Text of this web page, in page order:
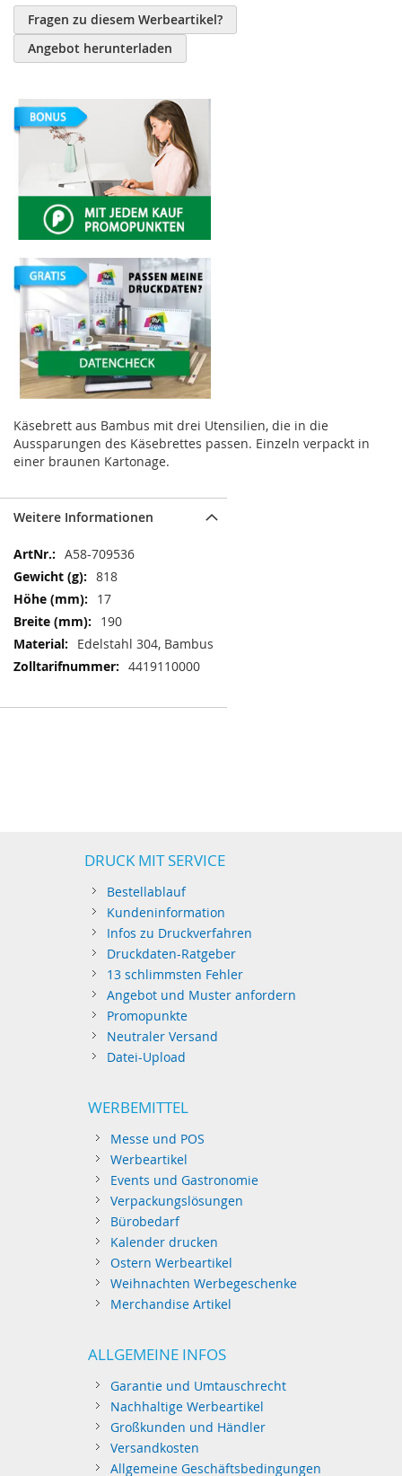
Fragen zu diesem Werbeartikel?
Angebot herunterladen
Käsebrett aus Bambus mit drei Utensilien, die in die
Aussparungen des Käsebrettes passen. Einzeln verpackt in
einer braunen Kartonage.
Weitere Informationen
Weitere
Informationen
A58-709536
818
17
190
Edelstahl 304, Bambus
4419110000
DRUCK MIT SERVICE
Bestellablauf
Kundeninformation
Infos zu Druckverfahren
Druckdaten-Ratgeber
13 schlimmsten Fehler
Angebot und Muster anfordern
Promopunkte
Neutraler Versand
Datei-Upload
WERBEMITTEL
Messe und POS
Werbeartikel
Events und Gastronomie
Verpackungslösungen
Bürobedarf
Kalender drucken
Ostern Werbeartikel
Weihnachten Werbegeschenke
Merchandise Artikel
ALLGEMEINE INFOS
Garantie und Umtauschrecht
Nachhaltige Werbeartikel
Großkunden und Händler
Versandkosten
Allgemeine Geschäftsbedingungen